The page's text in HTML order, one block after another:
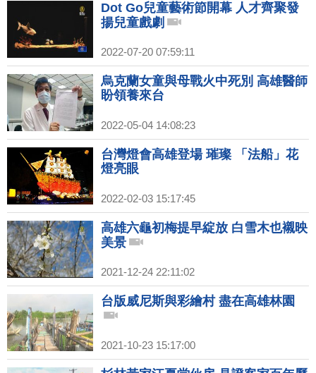
Dot Go兒童藝術節開幕 人才齊聚發
揚兒童戲劇
2022-07-20 07:59:11
烏克蘭女童與母戰火中死別 高雄醫師
盼領養來台
2022-05-04 14:08:23
台灣燈會高雄登場 璀璨 「法船」花
燈亮眼
2022-02-03 15:17:45
高雄六龜初梅提早綻放 白雪木也襯映
美景
2021-12-24 22:11:02
台版威尼斯與彩繪村 盡在高雄林園
2021-10-23 15:17:00